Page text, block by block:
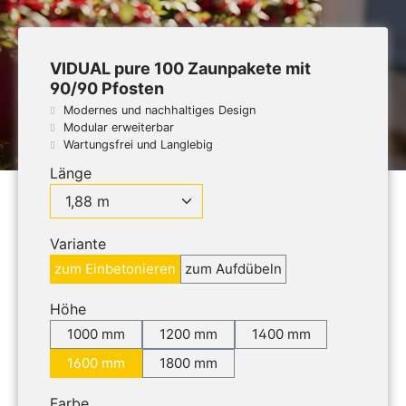
VIDUAL pure 100 Zaunpakete mit
90/90 Pfosten
Modernes und nachhaltiges Design
Modular erweiterbar
Wartungsfrei und Langlebig
Länge
Variante
zum Einbetonieren zum Aufdübeln
Höhe
1000 mm 1200 mm
1400 mm
1600 mm
1800 mm